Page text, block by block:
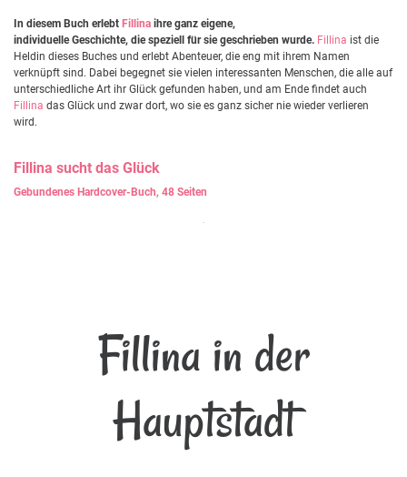
In diesem Buch erlebt Fillina ihre ganz eigene,
individuelle Geschichte, die speziell für sie geschrieben wurde. Fillina ist die
Heldin dieses Buches und erlebt Abenteuer, die eng mit ihrem Namen
verknüpft sind. Dabei begegnet sie vielen interessanten Menschen, die alle auf
unterschiedliche Art ihr Glück gefunden haben, und am Ende findet auch
Fillina das Glück und zwar dort, wo sie es ganz sicher nie wieder verlieren
wird.
Fillina sucht das Glück
Gebundenes Hardcover-Buch, 48 Seiten
Fillina in der
Hauptstadt